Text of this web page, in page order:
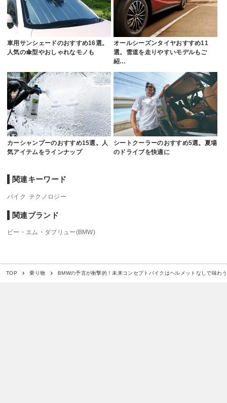
車用サンシェードのおすすめ16選。
人気の傘型やおしゃれなモノも
オールシーズンタイヤおすすめ11
選。雪道を走りやすいモデルもご
紹…
カーシャンプーのおすすめ15選。人
気アイテムをラインナップ
シートクーラーのおすすめ5選。夏場
のドライブを快適に
関連キーワード
バイク テクノロジー
関連ブランド
ビー・エム・ダブリュー(BMW)
TOP 乗り物 BMWの予言が衝撃的！未来コンセプトバイクはヘルメットなしで味わ